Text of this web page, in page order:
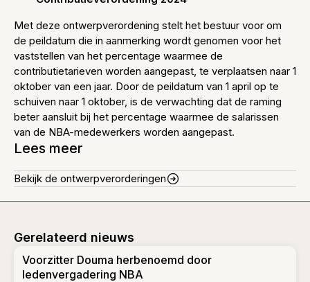
Met deze ontwerpverordening stelt het bestuur voor om
de peildatum die in aanmerking wordt genomen voor het
vaststellen van het percentage waarmee de
contributietarieven worden aangepast, te verplaatsen naar 1
oktober van een jaar. Door de peildatum van 1 april op te
schuiven naar 1 oktober, is de verwachting dat de raming
beter aansluit bij het percentage waarmee de salarissen
van de NBA-medewerkers worden aangepast.
Lees meer
Bekijk de ontwerpverorderingen
Gerelateerd nieuws
Voorzitter Douma herbenoemd door
ledenvergadering NBA